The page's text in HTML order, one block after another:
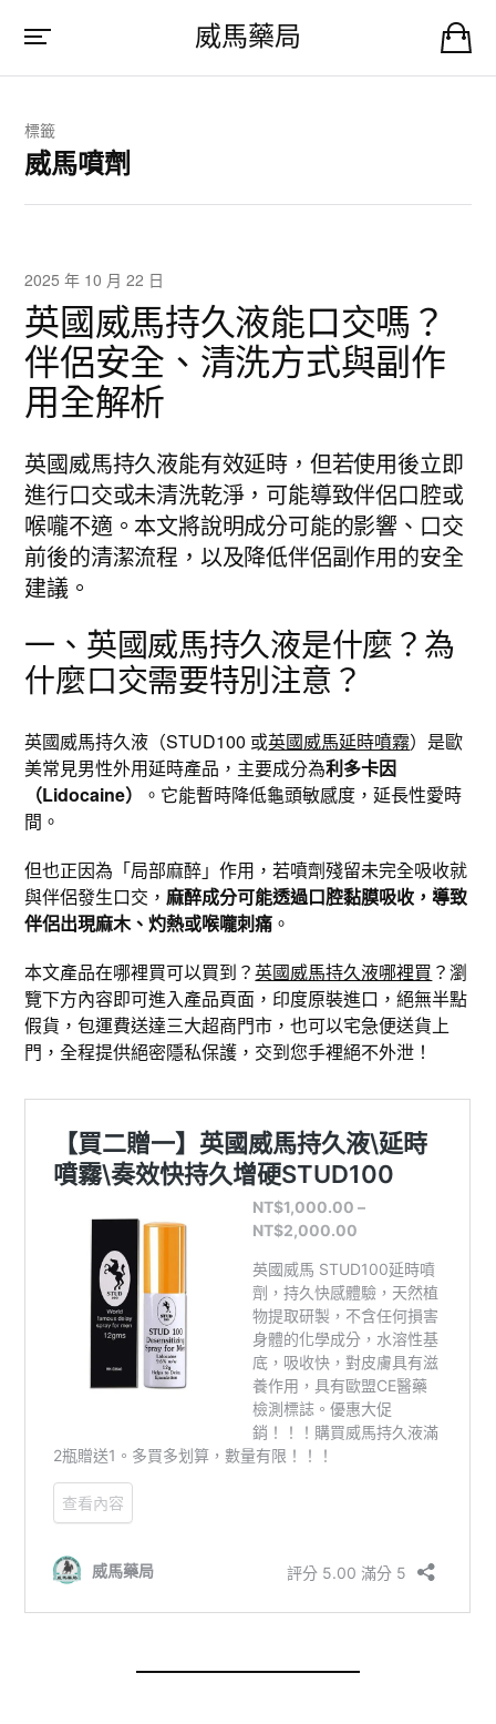
威馬藥局
標籤
威馬噴劑
2025 年 10 月 22 日
英國威馬持久液能口交嗎？
伴侶安全、清洗方式與副作
用全解析
英國威馬持久液能有效延時，但若使用後立即
進行口交或未清洗乾淨，可能導致伴侶口腔或
喉嚨不適。本文將說明成分可能的影響、口交
前後的清潔流程，以及降低伴侶副作用的安全
建議。
一、英國威馬持久液是什麼？為
什麼口交需要特別注意？
英國威馬持久液（STUD100 或英國威馬延時噴霧）是歐
美常見男性外用延時產品，主要成分為利多卡因
（Lidocaine）
。它能暫時降低龜頭敏感度，延長性愛時
間。
但也正因為「局部麻醉」作用，若噴劑殘留未完全吸收就
與伴侶發生口交，麻醉成分可能透過口腔黏膜吸收，導致
伴侶出現麻木、灼熱或喉嚨刺痛 。
本文產品在哪裡買可以買到？英國威馬持久液哪裡買 ？瀏
覽下方內容即可進入產品頁面，印度原裝進口，絕無半點
假貨，包運費送達三大超商門市，也可以宅急便送貨上
門，全程提供絕密隱私保護，交到您手裡絕不外泄！